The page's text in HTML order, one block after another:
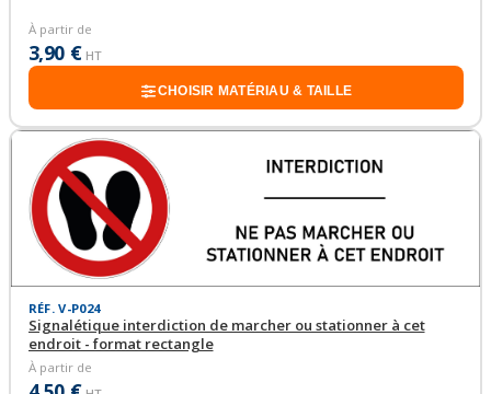
À partir de
3,90 € HT
CHOISIR MATÉRIAU & TAILLE
RÉF. V-P024
Signalétique interdiction de marcher ou stationner à cet
endroit - format rectangle
À partir de